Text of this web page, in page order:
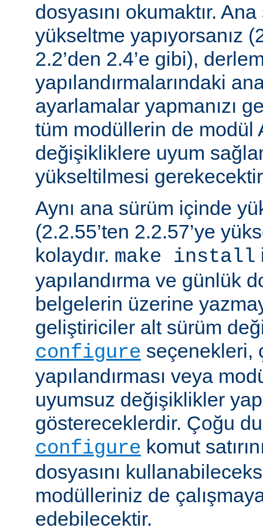
dosyasını okumaktır.
yükseltme yapıyorsanız
2.2’den 2.4’e gibi),
yapılandırmalarındaki
ayarlamalar yapmanızı
tüm modüllerin de modül
değişikliklere uyum
yükseltilmesi
Aynı ana sürüm içinde
(2.2.55’ten 2.2.57’ye
kolaydır. make install
yapılandırma ve günlük
belgelerin üzerine
geliştiriciler alt sürüm
configure seçenekleri,
yapılandırması veya
uyumsuz değişiklikler
göstereceklerdir. Çoğu
configure komut
dosyasını
modülleriniz de
edebilecektir.